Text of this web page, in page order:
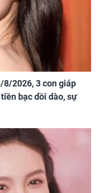
8/2026, 3 con giáp
bạc dồi dào, sự